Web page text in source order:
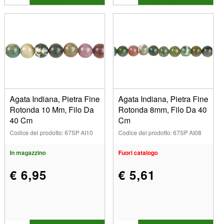
Agata Indiana, Pietra Fine
Rotonda 10 Mm, Filo Da
40 Cm
Codice del prodotto: 67SP AI10
In magazzino
€ 6,95
Agata Indiana, Pietra Fine
Rotonda 8mm, Filo Da 40
Cm
Codice del prodotto: 67SP AI08
Fuori catalogo
€ 5,61